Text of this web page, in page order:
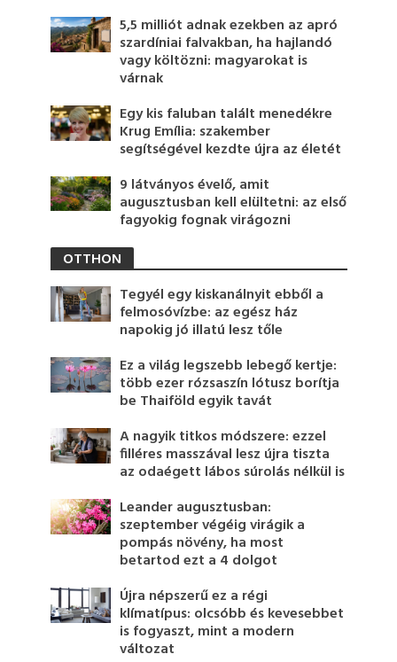
5,5 milliót adnak ezekben az apró
szardíniai falvakban, ha hajlandó
vagy költözni: magyarokat is
várnak
Egy kis faluban talált menedékre
Krug Emília: szakember
segítségével kezdte újra az életét
9 látványos évelő, amit
augusztusban kell elültetni: az első
fagyokig fognak virágozni
OTTHON
Tegyél egy kiskanálnyit ebből a
felmosóvízbe: az egész ház
napokig jó illatú lesz tőle
Ez a világ legszebb lebegő kertje:
több ezer rózsaszín lótusz borítja
be Thaiföld egyik tavát
A nagyik titkos módszere: ezzel
filléres masszával lesz újra tiszta
az odaégett lábos súrolás nélkül is
Leander augusztusban:
szeptember végéig virágik a
pompás növény, ha most
betartod ezt a 4 dolgot
Újra népszerű ez a régi
klímatípus: olcsóbb és kevesebbet
is fogyaszt, mint a modern
változat